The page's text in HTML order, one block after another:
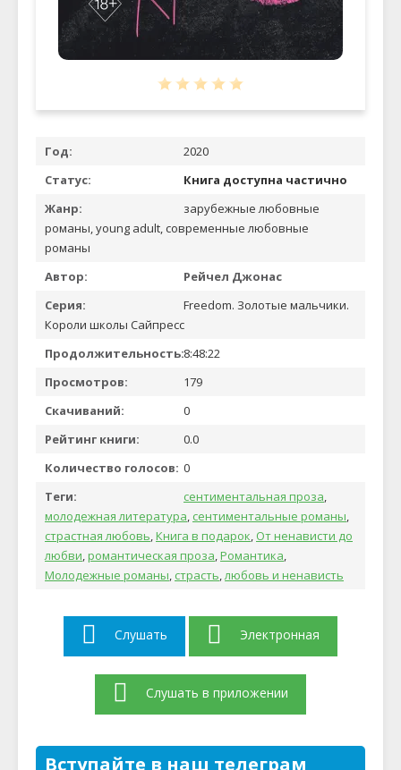
Год:
2020
Статус:
Книга доступна частично
Жанр:
зарубежные любовные
романы, young adult, современные любовные
романы
Автор:
Рейчел Джонас
Серия:
Freedom. Золотые мальчики.
Короли школы Сайпресс
Продолжительность:8:48:22
Просмотров:
179
Скачиваний:
0
Рейтинг книги:
0.0
Количество голосов: 0
Теги:
сентиментальная проза,
молодежная литература, сентиментальные романы,
страстная любовь,Книга в подарок, От ненависти до
любви,романтическая проза,Романтика,
Молодежные романы, страсть,любовь и ненависть
Слушать Электронная
Слушать в приложении
Вступайте в наш телеграм